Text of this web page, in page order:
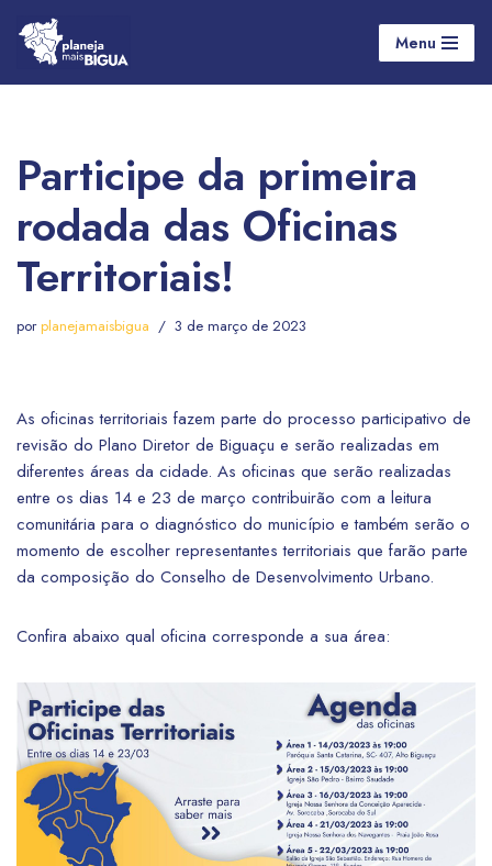
Pular
para
Menu
Participe da primeira
rodada das Oficinas
Territoriais!
porplanejamaisbigua 3 de março de 2023
As oficinas territoriais fazem parte do processo participativo de
revisão do Plano Diretor de Biguaçu e serão realizadas em
diferentes áreas da cidade. As oficinas que serão realizadas
entre os dias 14 e 23 de março contribuirão com a leitura
comunitária para o diagnóstico do município e também serão o
momento de escolher representantes territoriais que farão parte
da composição do Conselho de Desenvolvimento Urbano.
Confira abaixo qual oficina corresponde a sua área: